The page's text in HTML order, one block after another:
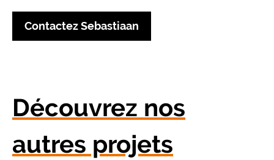
Contactez Sebastiaan
Découvrez nos
autres projets